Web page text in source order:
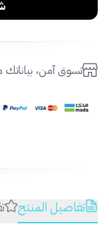
تسوق آمن، بياناتك
تفاصيل المنتج